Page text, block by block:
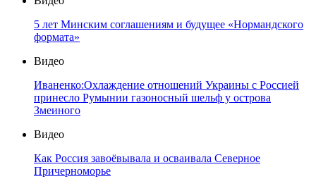
5 лет Минским соглашениям и будущее «Нормандского
формата»
Видео
Иваненко:Охлаждение отношений Украины с Россией
принесло Румынии газоносный шельф у острова
Змеиного
Видео
Как Россия завоёвывала и осваивала Северное
Причерноморье